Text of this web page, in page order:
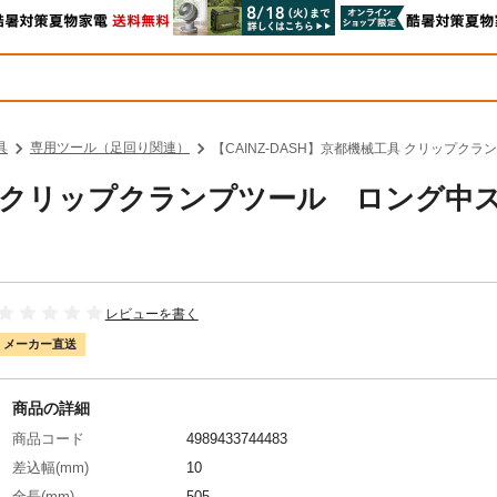
専用ツール（足回り関連） 【CAINZ-DASH】京都機械工具 クリップク
リップクランプツール ロング中
レビューを書く
メーカー直送
商品の詳細
商品コード
4989433744483
差込幅(mm)
10